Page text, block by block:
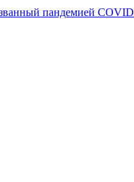
пандемией